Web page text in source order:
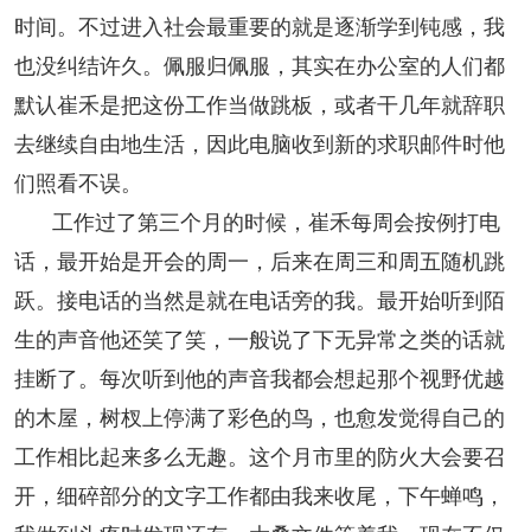
时间。不过进入社会最重要的就是逐渐学到钝感，我
也没纠结许久。佩服归佩服，其实在办公室的人们都
默认崔禾是把这份工作当做跳板，或者干几年就辞职
去继续自由地生活，因此电脑收到新的求职邮件时他
们照看不误。
工作过了第三个月的时候，崔禾每周会按例打电
话，最开始是开会的周一，后来在周三和周五随机跳
跃。接电话的当然是就在电话旁的我。最开始听到陌
生的声音他还笑了笑，一般说了下无异常之类的话就
挂断了。每次听到他的声音我都会想起那个视野优越
的木屋，树杈上停满了彩色的鸟，也愈发觉得自己的
工作相比起来多么无趣。这个月市里的防火大会要召
开，细碎部分的文字工作都由我来收尾，下午蝉鸣，